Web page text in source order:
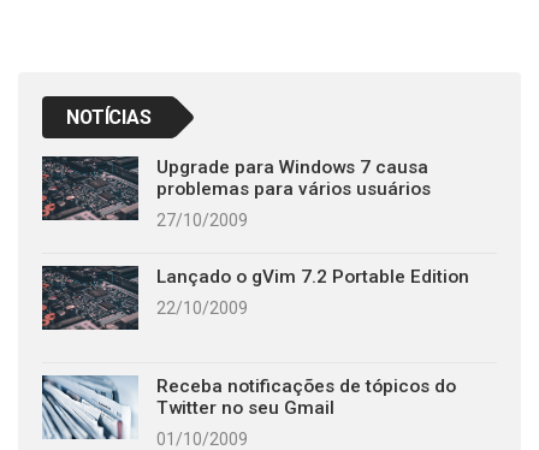
NOTÍCIAS
Upgrade para Windows 7 causa
problemas para vários usuários
27/10/2009
Lançado o gVim 7.2 Portable Edition
22/10/2009
Receba notificações de tópicos do
Twitter no seu Gmail
01/10/2009